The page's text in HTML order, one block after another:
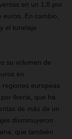
en un 1,8 por
En cambio,
el tonelaje
su volumen de
en
europeas
Iberia, que ha
de más de un
disminuyeron
que también